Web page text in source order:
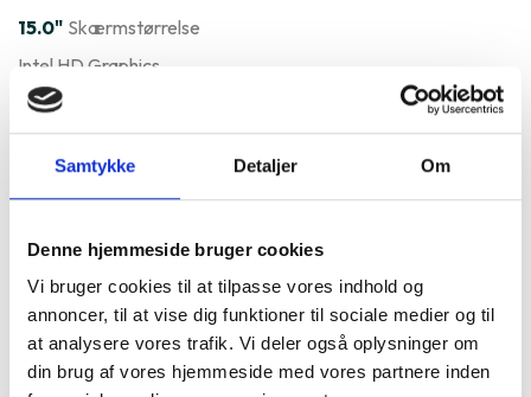
Samtykke Detaljer Om
Denne hjemmeside bruger cookies
Vi bruger cookies til at tilpasse vores indhold og
annoncer, til at vise dig funktioner til sociale medier og til
at analysere vores trafik. Vi deler også oplysninger om
din brug af vores hjemmeside med vores partnere inden
15.0" Skærmstørrelse
Intel HD Graphics
Windows
Varenummer 177147
Lenovo ThinkPad T560 15" er
ofte købt sammen med